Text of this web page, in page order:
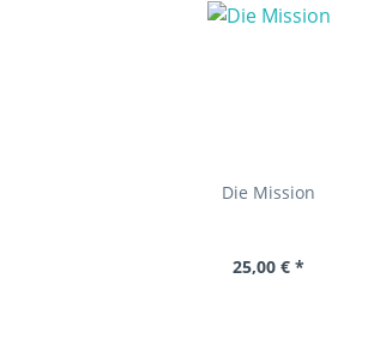
Die Mission
25,00 € *